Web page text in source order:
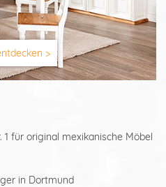
>
1 für original mexikanische Möbel
in Dortmund